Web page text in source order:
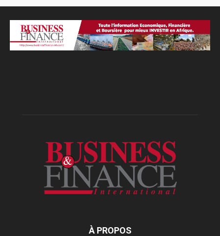
À PROPOS